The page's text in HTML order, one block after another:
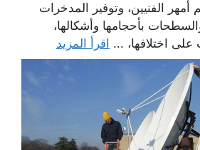
أمهر الفنيين، وتوفير المدخرات
والسطحات بأحجامها وأشكالها،
على اختلافها، ... اقرأ المزيد